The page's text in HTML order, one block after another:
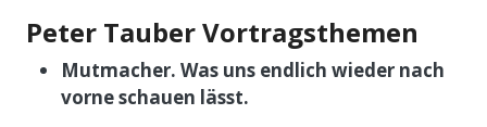
Peter Tauber Vortragsthemen
Mutmacher. Was uns endlich wieder nach
vorne schauen lässt.